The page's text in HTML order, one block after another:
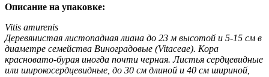
Описание на упаковке:
Vitis amurenis
Деревянистая листопадная лиана до 23 м вы­сотой и 5-15 см в
диаметре семейства Виноградовые (Vitaceae). Кора
красновато-бурая иногда почти черная. Листья сердцевидные
или широкосердцевидные, до 30 см длиной и 40 см шириной,